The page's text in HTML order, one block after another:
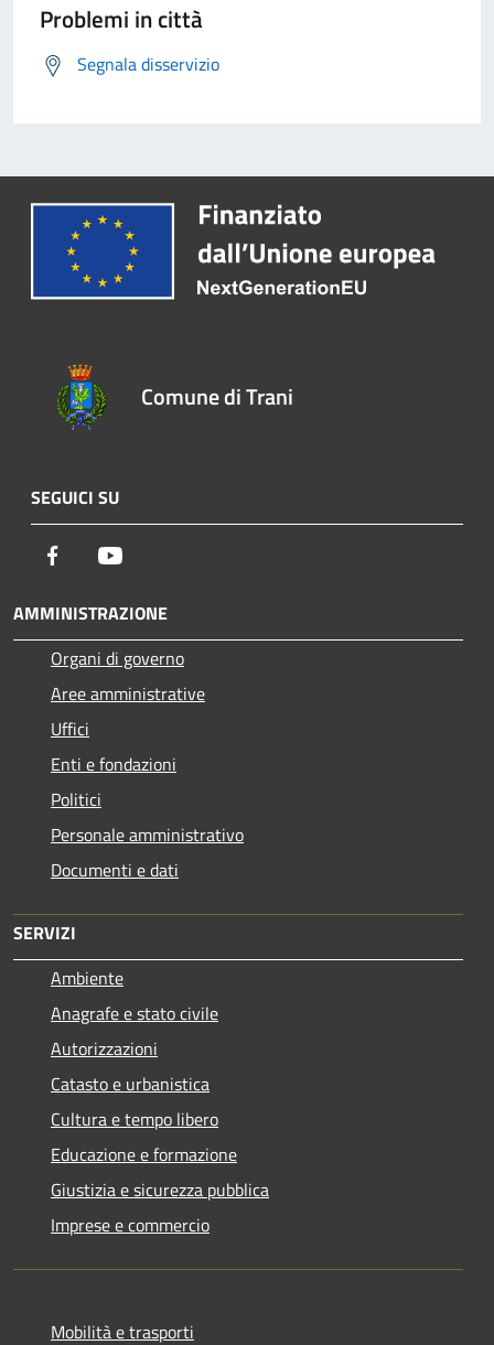
Problemi in città
Segnala disservizio
Comune di Trani
SEGUICI SU
Facebook
AMMINISTRAZIONE
Organi di governo
Aree amministrative
Uffici
Enti e fondazioni
Politici
Personale amministrativo
Documenti e dati
SERVIZI
Ambiente
Anagrafe e stato civile
Autorizzazioni
Catasto e urbanistica
Cultura e tempo libero
Educazione e formazione
Giustizia e sicurezza pubblica
Imprese e commercio
Mobilità e trasporti